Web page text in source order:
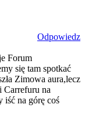
Odpowiedz
Forum
się tam spotkać
Zimowa aura,lecz
Carrefuru na
iść na górę coś